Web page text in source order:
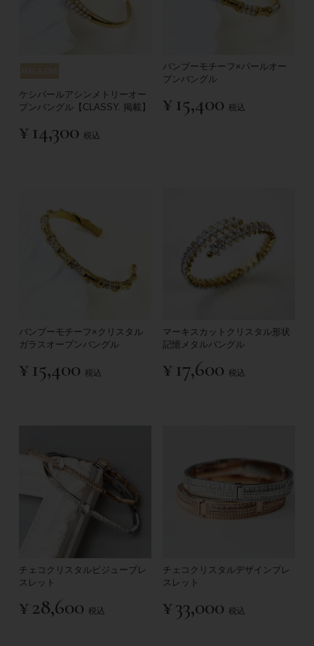
ケシパールアシンメトリーオー
プンバングル【CLASSY. 掲載】
¥ 14,300 税込
バンブーモチーフ×パールオー
プンバングル
¥ 15,400 税込
バンブーモチーフ×クリスタル
ガラスオープンバングル
¥ 15,400 税込
マーキスカットクリスタル形状
記憶メタルバングル
¥ 17,600 税込
チェコクリスタルビジューブレ
スレット
¥28,600 税込
チェコクリスタルデザインブレ
スレット
¥33,000 税込